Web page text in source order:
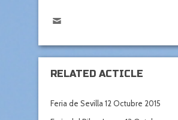
RELATED ACTICLE
Feria de Sevilla 12 Octubre 2015